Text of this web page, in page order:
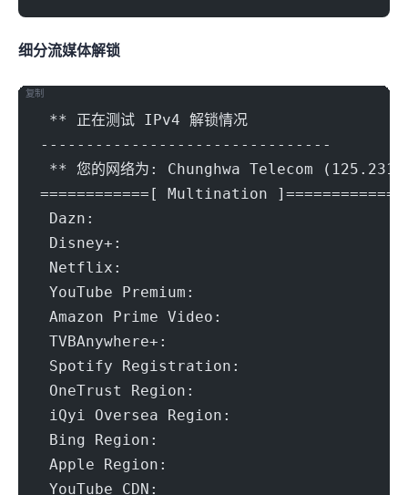
细分流媒体解锁
** 正在测试 IPv4 解锁情况
--------------------------------
** 您的网络为: Chunghwa Telecom
============[ Multination ]============
Dazn:					Yes
Disney+:				Yes
Netflix:				Yes
YouTube Premium:			Yes
Amazon Prime Video:			Yes
TVBAnywhere+:
Spotify Registration:
OneTrust Region:			TW
iQyi Oversea Region:
Bing Region:				TW
Apple Region:
YouTube CDN:
复制